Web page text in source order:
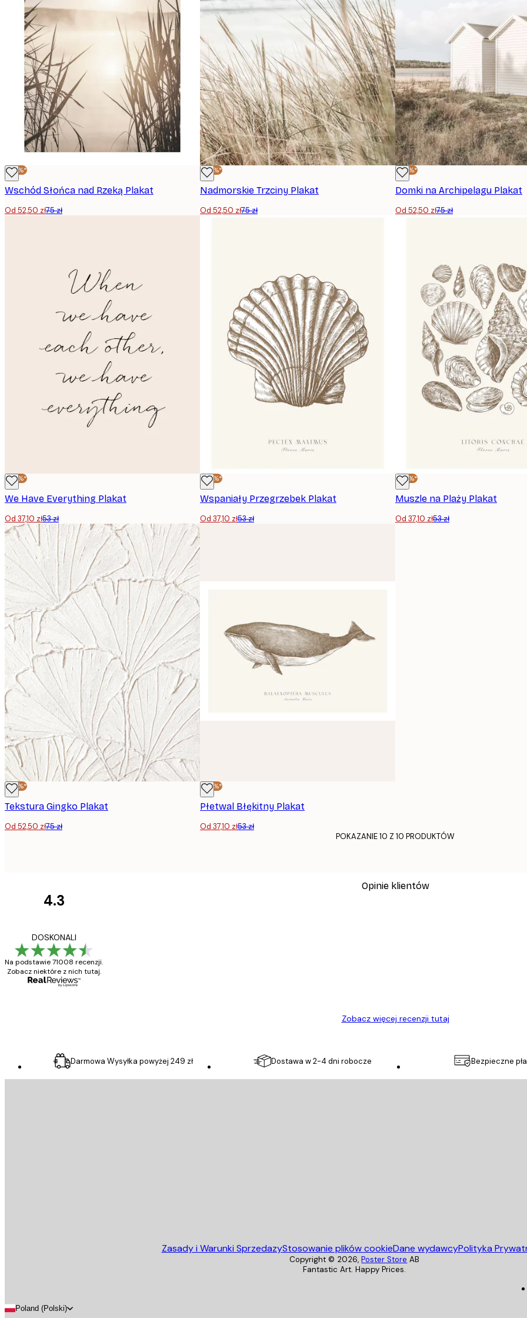
-30%*
Wschód Słońca nad Rzeką Plakat
Od 52,50 zł75 zł
-30%*
Nadmorskie Trzciny Plakat
Od 52,50 zł75 zł
-30%*
Domki na Archipelagu Plakat
Od 52,50 zł75 zł
-30%*
We Have Everything Plakat
Od 37,10 zł53 zł
-30%*
Wspaniały Przegrzebek Plakat
Od 37,10 zł53 zł
-30%*
Muszle na Plaży Plakat
Od 37,10 zł53 zł
-30%*
Tekstura Gingko Plakat
Od 52,50 zł75 zł
-30%*
Płetwal Błękitny Plakat
Od 37,10 zł53 zł
POKAZANIE 10 Z 10 PRODUKTÓW
Opinie klientów
4.3
DOSKONALI
Na podstawie 71008 recenzji.
Zobacz niektóre z nich tutaj.
Zobacz więcej recenzji tutaj
Darmowa Wysyłka powyżej 249 zł Dostawa w 2-4 dni robocze Bezpieczne
Zasady i Warunki SprzedazyStosowanie plików cookieDane wydawcyPolityka
Poland (Polski)
Copyright © 2026, Poster Store AB
Fantastic Art. Happy Prices.